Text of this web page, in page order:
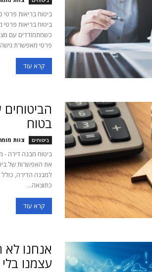
ביטוח בריאות
ביטוח בריאות פרטי
כשמתמודדים עם
פרטי מאפשרת גישה
קרא עוד
הביטוחים
בטוח
ביטוחים צוות
ביטוח מבנה דירה
את האפשרות של
למבנה הדירה, כולל
כתוצאה...
קרא עוד
אנחנו לא
עצמנו בלי